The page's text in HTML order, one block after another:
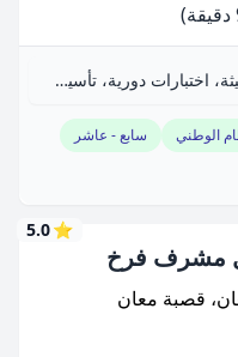
معلم كيمياء خبرة 8 سنوات، متابعة حثيثة، اختبارات دورية، تأسيس ممتع وعصري.
الوطني
سابع - عاشر
⭐
5.0
مشرف فرخ
قصبة معان